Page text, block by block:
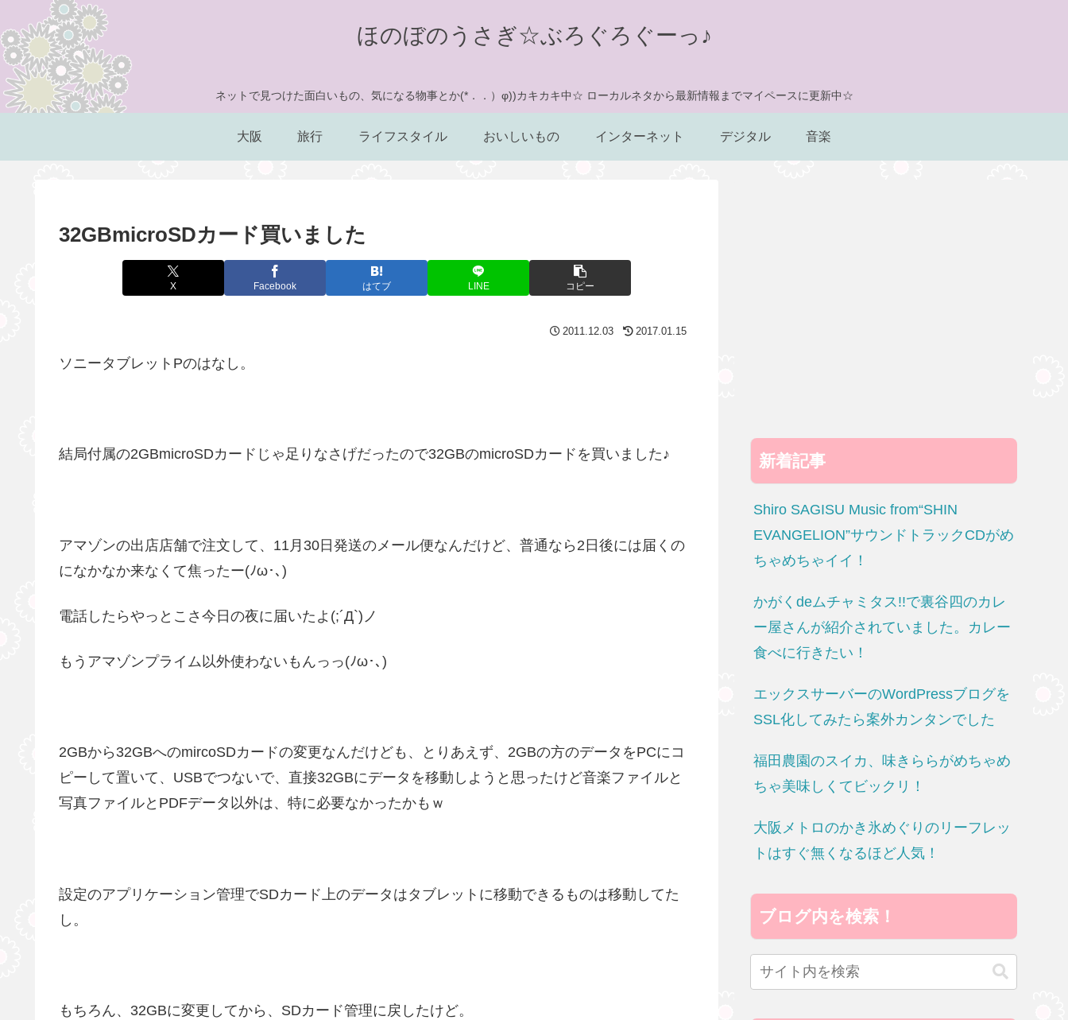
ほのぼのうさぎ☆ぶろぐろぐーっ♪
ネットで見つけた面白いもの、気になる物事とか(*．．）φ))カキカキ中☆ ローカルネタから最新情報までマイペースに更新中☆
大阪 旅行 ライフスタイル おいしいもの インターネット デジタル 音楽
32GBmicroSDカード買いました
X Facebook はてブ LINE コピー
2011.12.03 2017.01.15
ソニータブレットPのはなし。
結局付属の2GBmicroSDカードじゃ足りなさげだったので32GBのmicroSDカードを買いました♪
アマゾンの出店店舗で注文して、11月30日発送のメール便なんだけど、普通なら2日後には届くの
になかなか来なくて焦ったー(ﾉω･､)
電話したらやっとこさ今日の夜に届いたよ(;´Д`)ノ
もうアマゾンプライム以外使わないもんっっ(ﾉω･､)
2GBから32GBへのmircoSDカードの変更なんだけども、とりあえず、2GBの方のデータをPCにコ
ピーして置いて、USBでつないで、直接32GBにデータを移動しようと思ったけど音楽ファイルと
写真ファイルとPDFデータ以外は、特に必要なかったかもｗ
設定のアプリケーション管理でSDカード上のデータはタブレットに移動できるものは移動してた
し。
もちろん、32GBに変更してから、SDカード管理に戻したけど。
新着記事
Shiro SAGISU Music from“SHIN
EVANGELION”サウンドトラックCDがめ
ちゃめちゃイイ！
かがくdeムチャミタス!!で裏谷四のカレ
ー屋さんが紹介されていました。カレー
食べに行きたい！
エックスサーバーのWordPressブログを
SSL化してみたら案外カンタンでした
福田農園のスイカ、味きららがめちゃめ
ちゃ美味しくてビックリ！
大阪メトロのかき氷めぐりのリーフレッ
トはすぐ無くなるほど人気！
ブログ内を検索！